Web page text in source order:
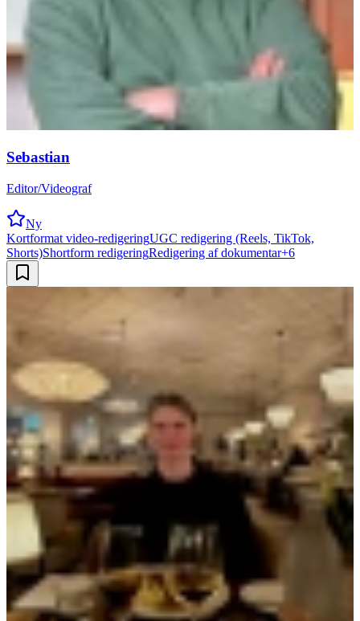
Sebastian
Editor/Videograf
Ny
Kortformat video-redigeringUGC redigering (Reels, TikTok,
Shorts)Shortform redigeringRedigering af dokumentar+6